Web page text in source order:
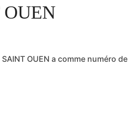
OUEN a comme numéro de